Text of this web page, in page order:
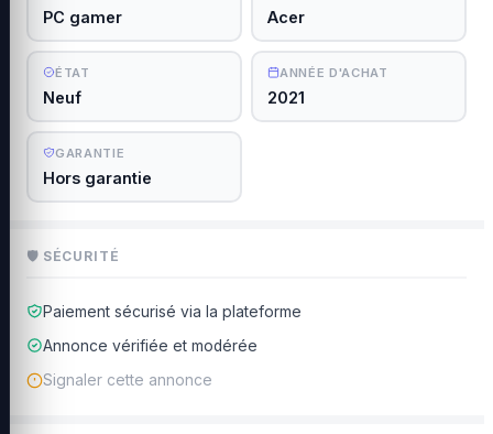
PC gamer Acer
ÉTAT
Neuf
ANNÉE D'ACHAT
2021
GARANTIE
Hors garantie
🛡 SÉCURITÉ
Paiement sécurisé via la plateforme
Annonce vérifiée et modérée
Signaler cette annonce